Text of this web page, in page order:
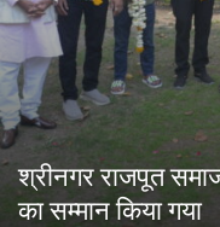
श्रीनगर राजपूत समाज
का सम्मान किया गया